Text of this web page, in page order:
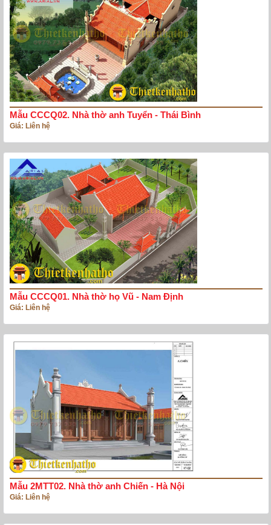
Mẫu CCCQ02. Nhà thờ anh Tuyển - Thái Bình
Giá: Liên hệ
Mẫu CCCQ01. Nhà thờ họ Vũ - Nam Định
Giá: Liên hệ
Mẫu 2MTT02. Nhà thờ anh Chiến - Hà Nội
Giá: Liên hệ